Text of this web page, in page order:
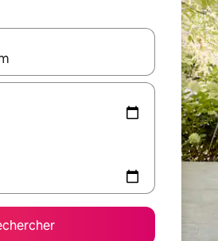
utilisez les flèches vers le haut